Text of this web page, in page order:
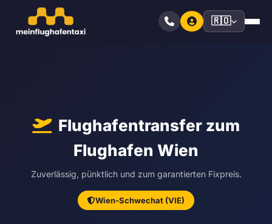
🇷🇴
Flughafentransfer zum
Flughafen Wien
Zuverlässig, pünktlich und zum garantierten Fixpreis.
Wien-Schwechat (VIE)